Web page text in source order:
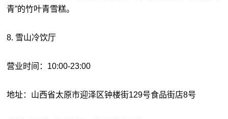
青”的竹叶青雪糕。
8. 雪山冷饮厅
营业时间：10:00-23:00
地址：山西省太原市迎泽区钟楼街129号食品街店8号